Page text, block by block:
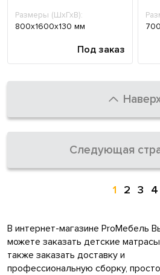
Размеры (ШхГхВ):
800х1600х130 мм
Под заказ
Следующая
1 2 3 4
В интернет-магазине ProМебель
можете заказать детские
также заказать доставку и
профессиональную сборку, просто